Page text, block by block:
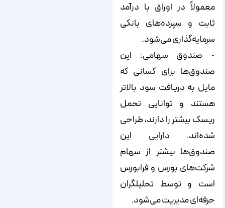
معمولاً در اوراق با درآمد
ثابت و سپرده‌های بانکی
سرمایه‌گذاری می‌شود.
• صندوق سهامی: این
صندوق‌ها برای کسانی که
مایل به دریافت سود بالاتر
هستند و توانایی تحمل
ریسک بیشتر را دارند، طراحی
شده‌اند. دارایی این
صندوق‌ها بیشتر از سهام
شرکت‌های بورس و فرابورس
است و توسط تحلیلگران
حرفه‌ای مدیریت می‌شود.